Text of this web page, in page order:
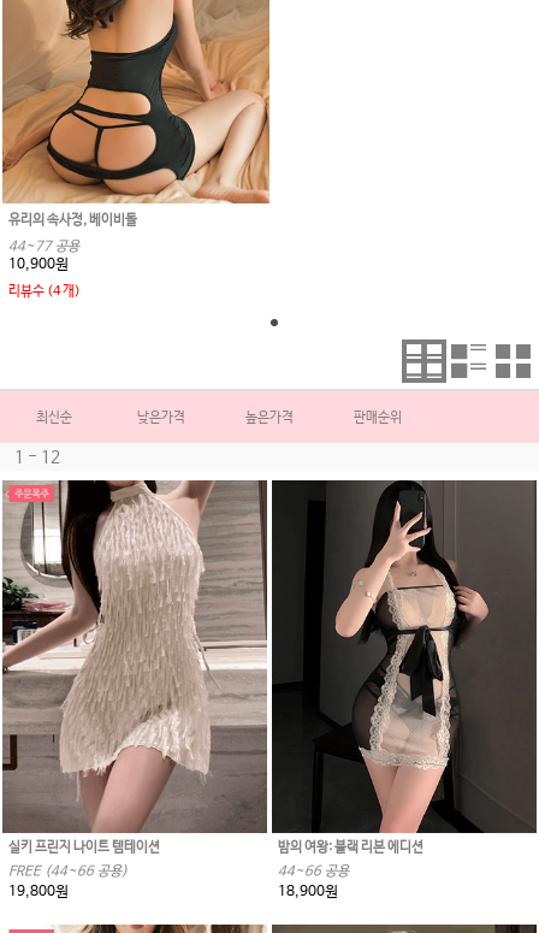
유리의 속사정, 베이비돌
44~77 공용
10,900원
리뷰수 (4 개)
최신순 낮은가격 높은가격 판매순위
1 - 12
실키 프린지 나이트 템테이션
FREE (44~66 공용)
19,800원
밤의 여왕: 블랙 리본 에디션
44~66 공용
18,900원